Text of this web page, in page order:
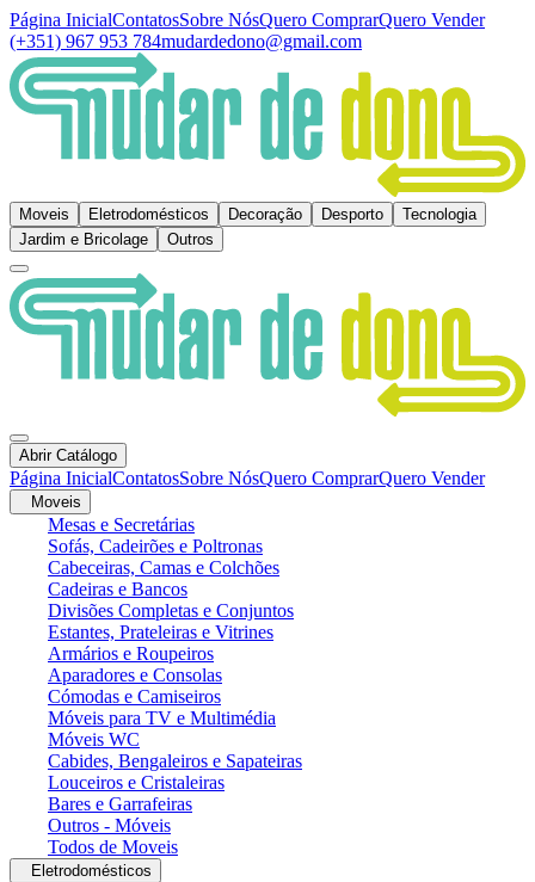
Página InicialContatosSobre NósQuero ComprarQuero Vender
(+351) 967 953 784mudardedono@gmail.com
Moveis Eletrodomésticos Decoração Desporto
Tecnologia
Jardim e Bricolage
Outros
Abrir Catálogo
Página InicialContatosSobre NósQuero ComprarQuero Vender
Moveis
Mesas e Secretárias
Sofás, Cadeirões e Poltronas
Cabeceiras, Camas e Colchões
Cadeiras e Bancos
Divisões Completas e Conjuntos
Estantes, Prateleiras e Vitrines
Armários e Roupeiros
Aparadores e Consolas
Cómodas e Camiseiros
Móveis para TV e Multimédia
Móveis WC
Cabides, Bengaleiros e Sapateiras
Louceiros e Cristaleiras
Bares e Garrafeiras
Outros - Móveis
Todos de Moveis
Eletrodomésticos